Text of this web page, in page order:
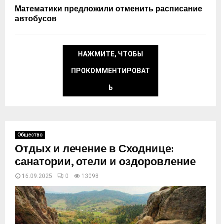
Математики предложили отменить расписание
автобусов
НАЖМИТЕ, ЧТОБЫ
ПРОКОММЕНТИРОВАТ
Ь
Общество
Отдых и лечение в Сходнице:
санатории, отели и оздоровление
16.09.2025 0 13098